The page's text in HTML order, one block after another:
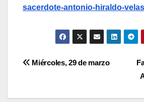
sacerdote-antonio-hiraldo-
Navegación
Miércoles, 29 de marzo